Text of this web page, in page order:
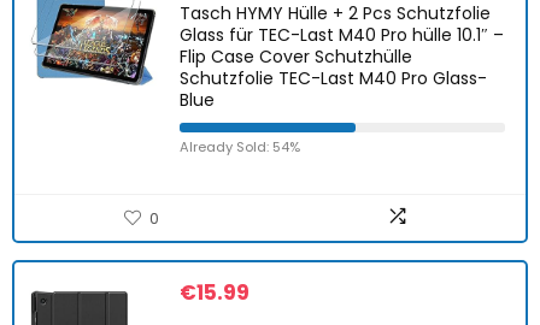
Tasch HYMY Hülle + 2 Pcs Schutzfolie
Glass für TEC-Last M40 Pro hülle 10.1″ –
Flip Case Cover Schutzhülle
Schutzfolie TEC-Last M40 Pro Glass-
Blue
Already Sold: 54%
0
€15.99